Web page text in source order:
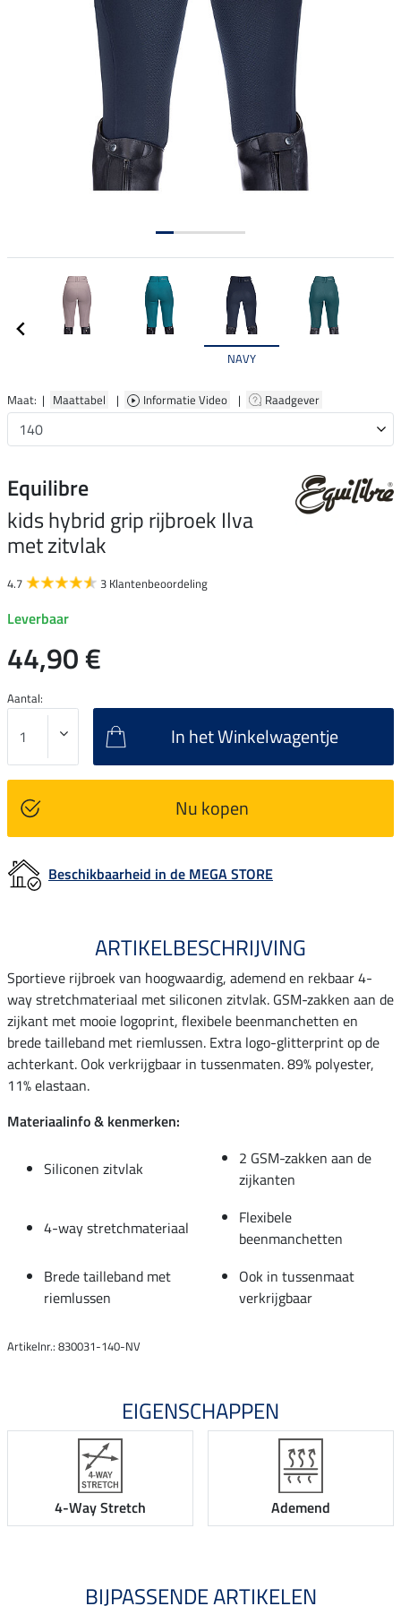
NAVY
Maat: | Maattabel | Informatie Video | Raadgever
Equilibre
kids hybrid grip rijbroek Ilva
met zitvlak
4.7 3 Klantenbeoordeling
Leverbaar
44,90 €
Aantal:
In het Winkelwagentje
Nu kopen
Beschikbaarheid in de MEGA STORE
ARTIKELBESCHRIJVING
Sportieve rijbroek van hoogwaardig, ademend en rekbaar 4-
way stretchmateriaal met siliconen zitvlak. GSM-zakken aan de
zijkant met mooie logoprint, flexibele beenmanchetten en
brede tailleband met riemlussen. Extra logo-glitterprint op de
achterkant. Ook verkrijgbaar in tussenmaten. 89% polyester,
11% elastaan.
Materiaalinfo & kenmerken:
Siliconen zitvlak
2 GSM-zakken aan de
zijkanten
4-way stretchmateriaal
Flexibele
beenmanchetten
Brede tailleband met
riemlussen
Ook in tussenmaat
verkrijgbaar
Artikelnr.: 830031-140-NV
EIGENSCHAPPEN
4-Way Stretch Ademend
BIJPASSENDE ARTIKELEN